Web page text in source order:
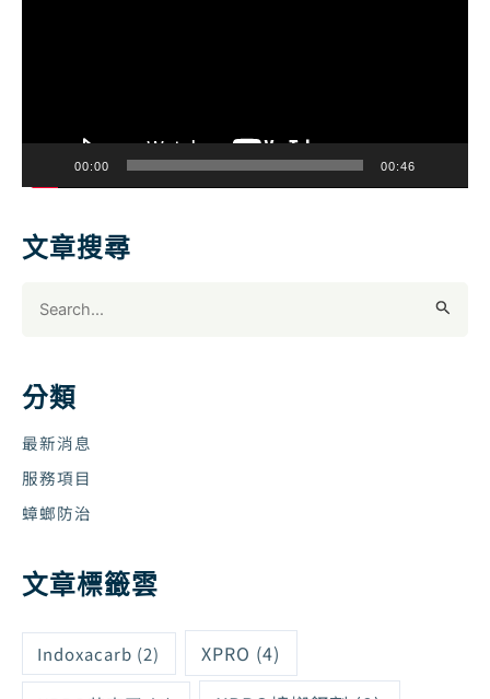
00:00 00:46
文章搜尋
字
分類
最新消息
服務項目
蟑螂防治
文章標籤雲
Indoxacarb (2) XPRO (4)